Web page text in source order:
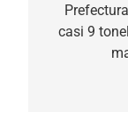
de
entradas
casi 9